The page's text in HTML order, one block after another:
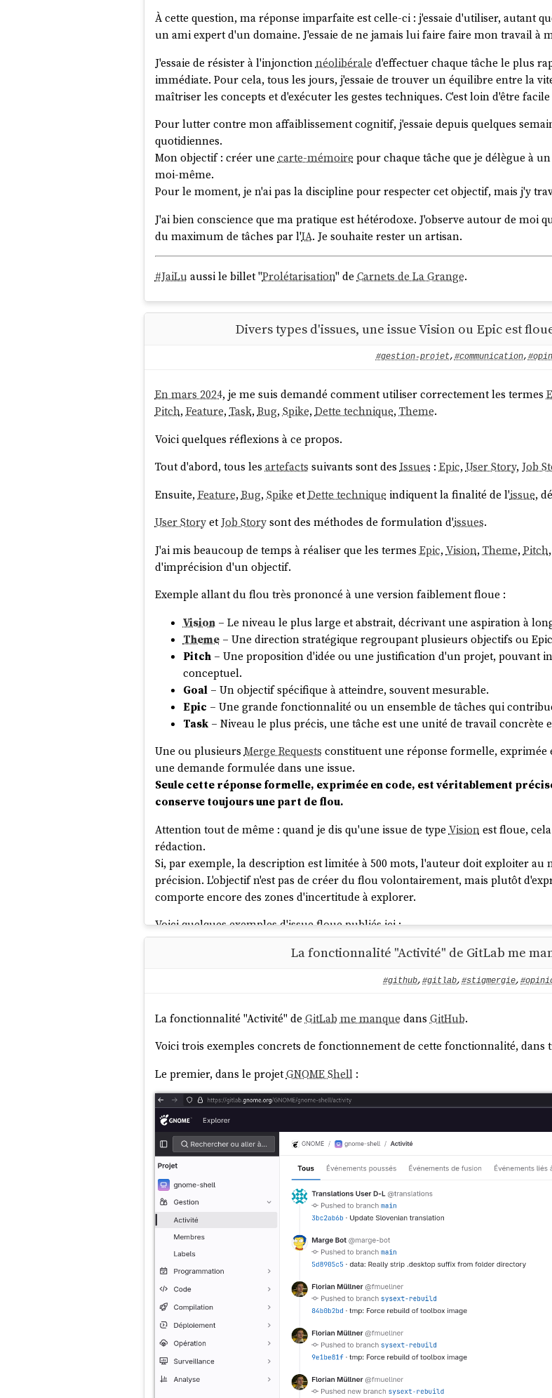
Dans la communauté du logiciel libre, une critique revient souvent sur
d'utiliser un projet comme levier pour renforcer l'adoption de ses autres
restrictifs comme leCanonical Contributor Agreement. C'est un constat que je
les projets non conviviauxau sens d' Ivan Illich, expliquent en grande partie
faire deRed Hatpour construire une communauté qui porte un projet.
C'est triste à dire, mais depuis ce constat, j'en suis venu à penser qu'adopter
mauvais cheval. Depuis 2014, je ne m'intéresse plus du tout à leurs projets.
À cette question, ma réponse imparfaite est celle-ci : j'essaie d'utiliser, autant
un ami expert d'un domaine. J'essaie de ne jamais lui faire faire mon travail à
J'essaie de résister à l'injonctionnéolibérale d'effectuer chaque tâche le plus
immédiate. Pour cela, tous les jours, j'essaie de trouver un équilibre entre la
maîtriser les concepts et d'exécuter les gestes techniques. C'est loin d'être facile
Pour lutter contre mon affaiblissement cognitif, j'essaie depuis quelques
quotidiennes.
Mon objectif : créer une carte-mémoire pour chaque tâche que je délègue à un
moi-même.
Pour le moment, je n'ai pas la discipline pour respecter cet objectif, mais j'y
J'ai bien conscience que ma pratique est hétérodoxe. J'observe autour de moi
du maximum de tâches par l'IA. Je souhaite rester un artisan.
#JaiLu aussi le billet "Prolétarisation" de Carnets de La Grange.
Divers types d'issues, une issue Vision ou Epic est
#gestion-projet, #communication,
En mars 2024, je me suis demandé comment utiliser correctement les termes
Pitch,Feature,Task,Bug,Spike,Dette technique,Theme.
Voici quelques réflexions à ce propos.
Tout d'abord, tous lesartefacts suivants sont desIssues :Epic,User Story, Job
Ensuite, Feature, Bug, Spike etDette technique indiquent la finalité de l'issue,
User StoryetJob Storysont des méthodes de formulation d'issues.
J'ai mis beaucoup de temps à réaliser que les termes Epic, Vision, Theme, Pitch,
d'imprécision d'un objectif.
Exemple allant du flou très prononcé à une version faiblement floue :
Vision– Le niveau le plus large et abstrait, décrivant une aspiration à
Theme– Une direction stratégique regroupant plusieurs objectifs ou
Pitch– Une proposition d'idée ou une justification d'un projet, pouvant
conceptuel.
Goal– Un objectif spécifique à atteindre, souvent mesurable.
Epic – Une grande fonctionnalité ou un ensemble de tâches qui
Task– Niveau le plus précis, une tâche est une unité de travail concrète
Une ou plusieursMerge Requests constituent une réponse formelle, exprimée
une demande formulée dans une issue.
Seule cette réponse formelle, exprimée en code, est véritablement
conserve toujours une part de flou.
Attention tout de même : quand je dis qu'une issue de type Visionest floue,
rédaction.
Si, par exemple, la description est limitée à 500 mots, l'auteur doit exploiter
précision. L'objectif n'est pas de créer du flou volontairement, mais plutôt
comporte encore des zones d'incertitude à explorer.
Voici quelques exemples d'issue floue publiés ici :
Une issue, en tant que texte écrit, comporte une part inévitable d'ambiguïté et
C’est que l’écriture, Phèdre, a, tout comme la peinture, un grave
vivantes ; mais, si tu les interroges, elles gardent un vénérable silence. Il en
certes qu’ils parlent comme des personnes sensées ; mais, si tu veux leur
répondent toujours la même chose. Une fois écrit, tout discours roule de tous
comprennent que chez ceux pour lesquels il est sans intérêt ; il ne sait point
se taire. S’il se voit méprisé ou injustement injurié, il a toujours besoin du
même capable de se défendre ni de se secourir.
Conséquence pratique de tout cela :
L'auteur d'une issue doit être disponible et accorder du temps à la
La personne qui implémente cette issue doit accepter l'imprécision de
développeur doit aider l'auteur à rendre cette issue plus précise.
L'auteur de l'issue doit accepter de recevoir une implémentation qui ne
ce cas, il doit soit l'accepter ou accorder plus de temps à cette issue afin
l'implémentation.
La fonctionnalité "Activité" de GitLab me
#github, #gitlab, #stigmergie,
La fonctionnalité "Activité" de GitLab me manque dans GitHub.
Voici trois exemples concrets de fonctionnement de cette fonctionnalité, dans
Le premier, dans le projetGNOME Shell: